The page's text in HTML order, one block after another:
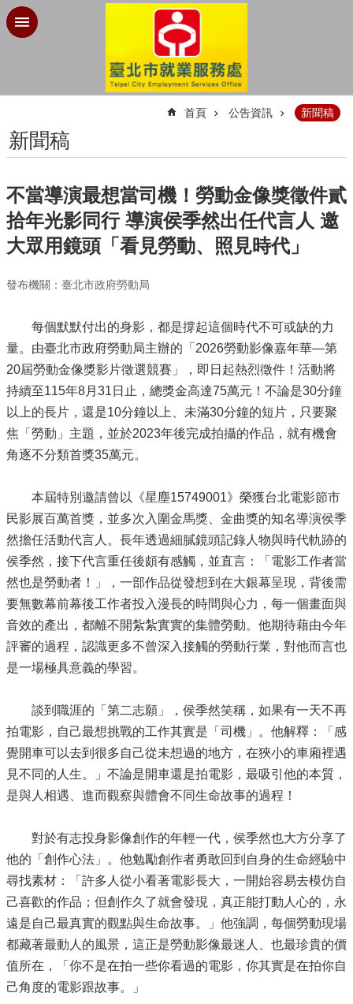
跳到主要內容區塊
首頁 公告資訊 新聞稿
新聞稿
不當導演最想當司機！勞動金像獎徵件貳
拾年光影同行 導演侯季然出任代言人 邀
大眾用鏡頭「看見勞動、照見時代」
發布機關：臺北市政府勞動局
每個默默付出的身影，都是撐起這個時代不可或缺的力
量。由臺北市政府勞動局主辦的「2026勞動影像嘉年華—第
20屆勞動金像獎影片徵選競賽」，即日起熱烈徵件！活動將
持續至115年8月31日止，總獎金高達75萬元！不論是30分鐘
以上的長片，還是10分鐘以上、未滿30分鐘的短片，只要聚
焦「勞動」主題，並於2023年後完成拍攝的作品，就有機會
角逐不分類首獎35萬元。
本屆特別邀請曾以《星塵15749001》榮獲台北電影節市
民影展百萬首獎，並多次入圍金馬獎、金曲獎的知名導演侯季
然擔任活動代言人。長年透過細膩鏡頭記錄人物與時代軌跡的
侯季然，接下代言重任後頗有感觸，並直言：「電影工作者當
然也是勞動者！」，一部作品從發想到在大銀幕呈現，背後需
要無數幕前幕後工作者投入漫長的時間與心力，每一個畫面與
音效的產出，都離不開紮紮實實的集體勞動。他期待藉由今年
評審的過程，認識更多不曾深入接觸的勞動行業，對他而言也
是一場極具意義的學習。
談到職涯的「第二志願」，侯季然笑稱，如果有一天不再
拍電影，自己最想挑戰的工作其實是「司機」。他解釋：「感
覺開車可以去到很多自己從未想過的地方，在狹小的車廂裡遇
見不同的人生。」不論是開車還是拍電影，最吸引他的本質，
是與人相遇、進而觀察與體會不同生命故事的過程！
對於有志投身影像創作的年輕一代，侯季然也大方分享了
他的「創作心法」。他勉勵創作者勇敢回到自身的生命經驗中
尋找素材：「許多人從小看著電影長大，一開始容易去模仿自
己喜歡的作品；但創作久了就會發現，真正能打動人心的，永
遠是自己最真實的觀點與生命故事。」他強調，每個勞動現場
都藏著最動人的風景，這正是勞動影像最迷人、也最珍貴的價
值所在，「你不是在拍一些你看過的電影，你其實是在拍你自
己角度的電影跟故事。」